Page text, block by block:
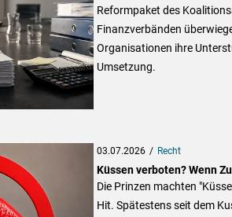
Reformpaket des
Finanzverbänden
Organisationen ihre
Umsetzung.
03.07.2026 Recht
Küssen verboten? Wenn
Die Prinzen machten
Hit. Spätestens seit dem